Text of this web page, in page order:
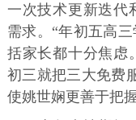
一次技术更新迭代
需求。“年初五高
括家长都十分焦虑
初三就把三大免费
使姚世娴更善于把握